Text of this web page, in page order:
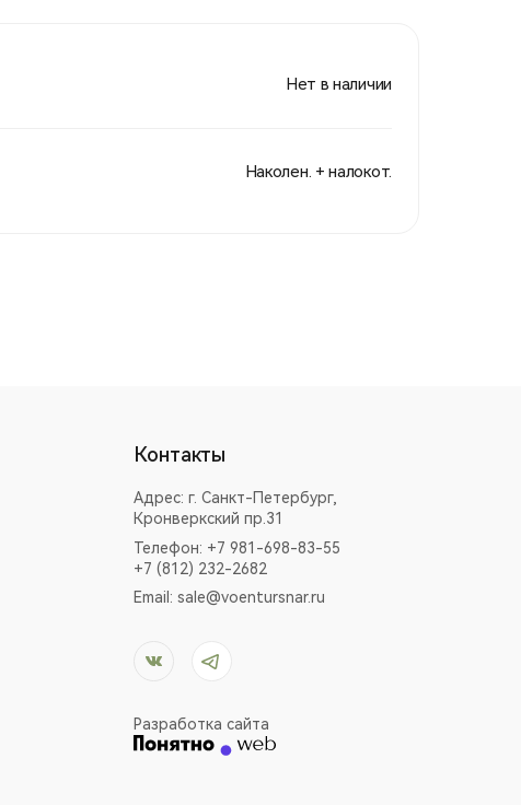
Нет в наличии
Наколен. + налокот.
Контакты
Адрес:г. Санкт-Петербург,
Кронверкский пр.31
Телефон: +7 981-698-83-55
+7 (812) 232-2682
Email:sale@voentursnar.ru
Разработка сайта